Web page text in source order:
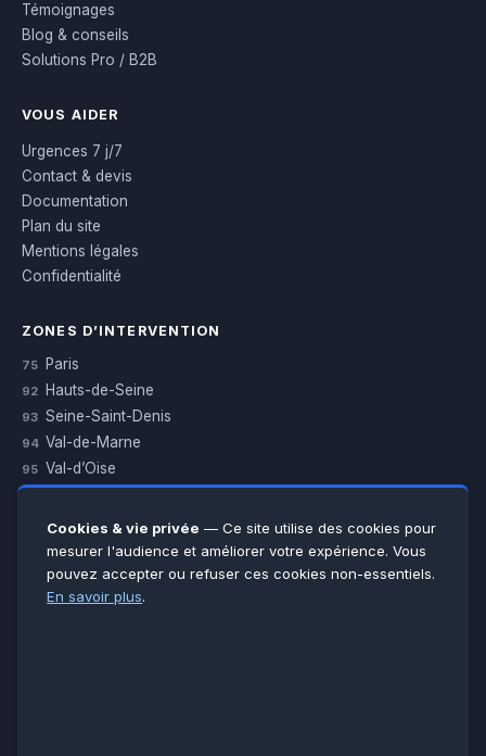
Témoignages
Blog & conseils
Solutions Pro / B2B
VOUS AIDER
Urgences 7 j/7
Contact & devis
Documentation
Plan du site
Mentions légales
Confidentialité
ZONES D’INTERVENTION
75 Paris
92 Hauts-de-Seine
93 Seine-Saint-Denis
94 Val-de-Marne
95 Val-d’Oise
Essonne
Seine-et-Marne
Voir toutes les villes →
Cookies & vie privée — Ce site utilise des cookies pour
mesurer l'audience et améliorer votre expérience. Vous
pouvez accepter ou refuser ces cookies non-essentiels.
En savoir plus.